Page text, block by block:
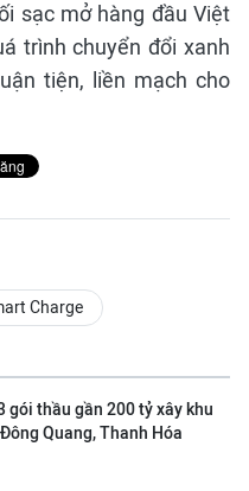
sạc mở hàng đầu Việt
trình chuyển đổi xanh
tiện, liền mạch cho
Charge
gói thầu gần 200 tỷ xây khu
Quang, Thanh Hóa